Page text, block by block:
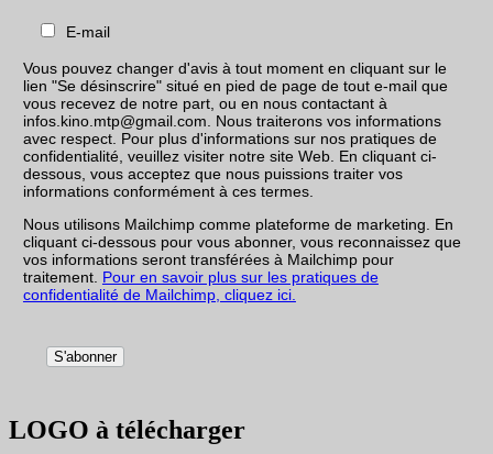
E-mail
Vous pouvez changer d'avis à tout moment en cliquant sur le
lien "Se désinscrire" situé en pied de page de tout e-mail que
vous recevez de notre part, ou en nous contactant à
infos.kino.mtp@gmail.com. Nous traiterons vos informations
avec respect. Pour plus d'informations sur nos pratiques de
confidentialité, veuillez visiter notre site Web. En cliquant ci-
dessous, vous acceptez que nous puissions traiter vos
informations conformément à ces termes.
Nous utilisons Mailchimp comme plateforme de marketing. En
cliquant ci-dessous pour vous abonner, vous reconnaissez que
vos informations seront transférées à Mailchimp pour
traitement. Pour en savoir plus sur les pratiques de
confidentialité de Mailchimp, cliquez ici.
LOGO à télécharger